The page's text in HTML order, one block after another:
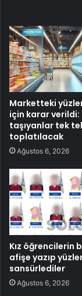
Marketteki
için karar verildi:
taşıyanlar tek
toplatılacak
Ağustos 6, 2026
Kız öğrencilerin
afişe yazıp
sansürlediler
Ağustos 6, 2026